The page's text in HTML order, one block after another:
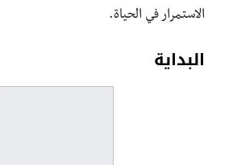
الاستمرار في الحياة.
البداية